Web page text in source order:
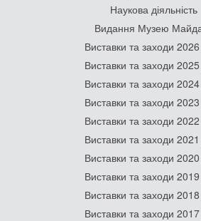
Наукова діяльність
Видання Музею
Виставки та заходи
Виставки та заходи
Виставки та заходи
Виставки та заходи
Виставки та заходи
Виставки та заходи
Виставки та заходи
Виставки та заходи
Виставки та заходи
Виставки та заходи